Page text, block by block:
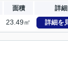
面積 詳細
23.49㎡ 詳細を